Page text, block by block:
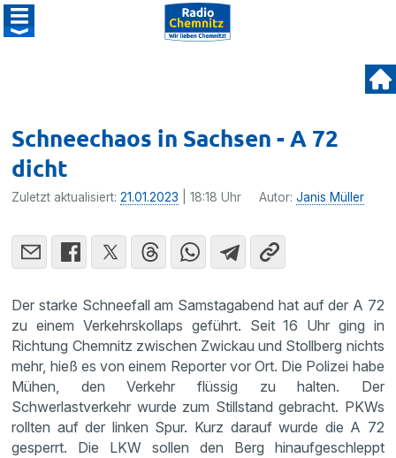
Schneechaos in Sachsen - A 72
dicht
Zuletzt aktualisiert:21.01.2023 | 18:18 Uhr Autor:Janis Müller
Der starke Schneefall am Samstagabend hat auf der A 72
zu einem Verkehrskollaps geführt. Seit 16 Uhr ging in
Richtung Chemnitz zwischen Zwickau und Stollberg nichts
mehr, hieß es von einem Reporter vor Ort. Die Polizei habe
Mühen, den Verkehr flüssig zu halten. Der
Schwerlastverkehr wurde zum Stillstand gebracht. PKWs
rollten auf der linken Spur. Kurz darauf wurde die A 72
gesperrt. Die LKW sollen den Berg hinaufgeschleppt